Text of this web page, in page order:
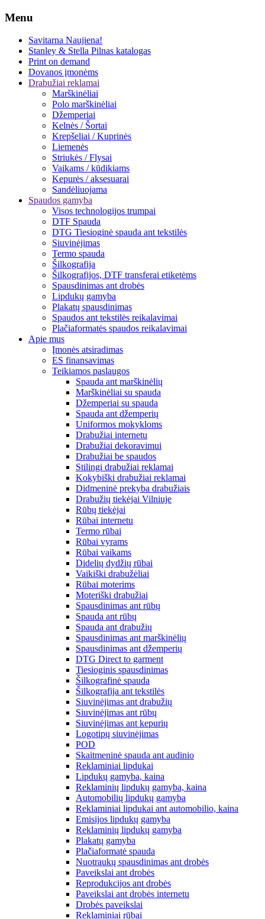
Menu
Savitarna Naujiena!
Stanley & Stella Pilnas katalogas
Print on demand
Dovanos įmonėms
Drabužiai reklamai
Marškinėliai
Polo marškinėliai
Džemperiai
Kelnės / Šortai
Krepšeliai / Kuprinės
Liemenės
Striukės / Flysai
Vaikams / kūdikiams
Kepurės / aksesuarai
Sandėliuojama
Spaudos gamyba
Visos technologijos trumpai
DTF Spauda
DTG Tiesioginė spauda ant tekstilės
Siuvinėjimas
Termo spauda
Šilkografija
Šilkografijos, DTF transferai etiketėms
Spausdinimas ant drobės
Lipdukų gamyba
Plakatų spausdinimas
Spaudos ant tekstilės reikalavimai
Plačiaformatės spaudos reikalavimai
Apie mus
Įmonės atsiradimas
ES finansavimas
Teikiamos paslaugos
Spauda ant marškinėlių
Marškinėliai su spauda
Džemperiai su spauda
Spauda ant džemperių
Uniformos mokykloms
Drabužiai internetu
Drabužiai dekoravimui
Drabužiai be spaudos
Stilingi drabužiai reklamai
Kokybiški drabužiai reklamai
Didmeninė prekyba drabužiais
Drabužių tiekėjai Vilniuje
Rūbų tiekėjai
Rūbai internetu
Termo rūbai
Rūbai vyrams
Rūbai vaikams
Didelių dydžių rūbai
Vaikiški drabužėliai
Rūbai moterims
Moteriški drabužiai
Spausdinimas ant rūbų
Spauda ant rūbų
Spauda ant drabužių
Spausdinimas ant marškinėlių
Spausdinimas ant džemperių
DTG Direct to garment
Tiesioginis spausdinimas
Šilkografinė spauda
Šilkografija ant tekstilės
Siuvinėjimas ant drabužių
Siuvinėjimas ant rūbų
Siuvinėjimas ant kepurių
Logotipų siuvinėjimas
POD
Skaitmeninė spauda ant audinio
Reklaminiai lipdukai
Lipdukų gamyba, kaina
Reklaminių lipdukų gamyba, kaina
Automobilių lipdukų gamyba
Reklaminiai lipdukai ant automobilio, kaina
Emisijos lipdukų gamyba
Reklaminių lipdukų gamyba
Plakatų gamyba
Plačiaformatė spauda
Nuotraukų spausdinimas ant drobės
Paveikslai ant drobės
Reprodukcijos ant drobės
Paveikslai ant drobės internetu
Drobės paveikslai
Reklaminiai rūbai